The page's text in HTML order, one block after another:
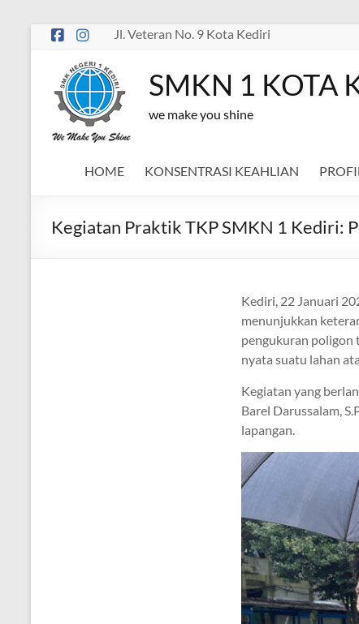
Skip
content
Jl. Veteran No. 9 Kota Kediri
SMKN 1 KOTA
we make you shine
HOME KONSENTRASI KEAHLIAN
Kegiatan Praktik TKP SMKN 1 Kediri:
Kediri, 22 Januari
menunjukkan
pengukuran poligon
nyata suatu lahan
Kegiatan yang
Barel Darussalam,
lapangan.